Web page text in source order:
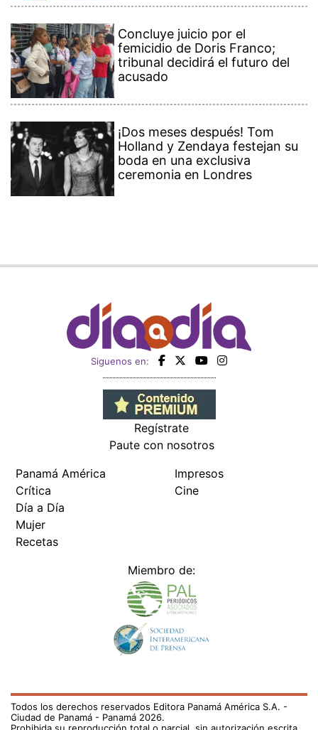
Concluye juicio por el
femicidio de Doris Franco;
tribunal decidirá el futuro del
acusado
¡Dos meses después! Tom
Holland y Zendaya festejan su
boda en una exclusiva
ceremonia en Londres
Siguenos en:
Regístrate
Paute con nosotros
Panamá América
Crítica
Día a Día
Mujer
Recetas
Impresos
Cine
Miembro de:
Todos los derechos reservados Editora Panamá América S.A. -
Ciudad de Panamá - Panamá 2026.
Prohibida su reproducción total o parcial, sin autorización escrita